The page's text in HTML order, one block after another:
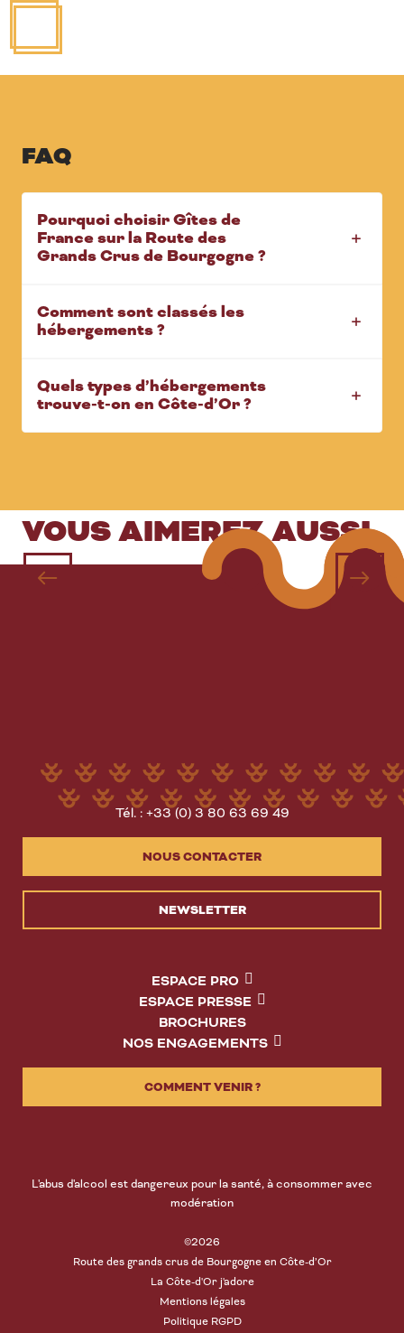
FAQ
Pourquoi choisir Gîtes de
France sur la Route des
Grands Crus de Bourgogne ?
Comment sont classés les
hébergements ?
Quels types d’hébergements
trouve-t-on en Côte-d’Or ?
VOUS AIMEREZ AUSSI
Tourisme et Handicap
Tél. : +33 (0) 3 80 63 69 49
NOUS CONTACTER
NEWSLETTER
ESPACE PRO
ESPACE PRESSE
BROCHURES
NOS ENGAGEMENTS
COMMENT VENIR ?
L'abus d'alcool est dangereux pour la santé, à consommer avec
modération
©2026
Route des grands crus de Bourgogne en Côte-d’Or
La Côte-d'Or j'adore
Mentions légales
Politique RGPD